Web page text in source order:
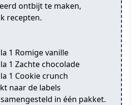
ontbijt te maken,
recepten.
1 Romige vanille
1 Zachte chocolade
1 Cookie crunch
naar de labels
in één pakket.